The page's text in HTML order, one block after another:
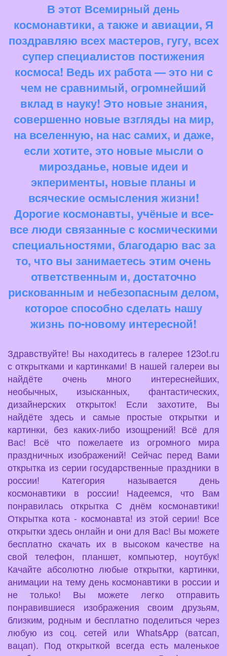
В этот Всемирный день
космонавтики, а также и авиации, Я
поздравляю всех мастеров, гугу, всех
супер специалистов постижения
космоса! Ведь их работа — это ни с
чем не сравнимый, огромнейший
вклад в науку! Это новые знания,
совершенно новые взгляды на мир,
на вселенную, на нас самих, и даже,
если хотите, это новые мысли о
мирозданье, новые идеи и
экперименты, новые планы и
всяческие осмысления жизни!
Дорогие космонавты, учёные и все-
все люди связанные с космическими
специальностями, благодарю вас за
то, что вы занимаетесь этим очень
ответственным и, достаточно
рискованным и небезопасным делом,
которое способно сделать нашу
жизнь по-новому интересной!
Здравствуйте! Вы находитесь в галерее 123ot.ru
с открытками и картинками! В нашей галереи вы
найдёте очень много интереснейших,
необычных, изысканных, фантастических,
дизайнерских открыток! Если захотите, Вы
найдёте здесь и самые простые открытки и
картинки, без каких-либо изощрений! Всё для
Вас! Всё что пожелаете из огромного мира
праздничных изображений! Сейчас перед Вами
открытка из серии государственные праздники в
россии! Категория называется день
космонавтики в россии! Надеемся, что Вам
понравилась открытка С днём космонавтики!
Открытка кота - космонавта! из этой серии! Все
открытки здесь онлайн и они для Вас! Вы можете
бесплатно скачать их в высоком качестве на
свой телефон, планшет, компьютер, ноутбук!
Качайте абсолютно любые открытки, картинки,
анимации на тему день космонавтики в россии и
не только! Вы можете легко отправить
понравившиеся изображения своим друзьям,
близким, родным и бесплатно поделиться через
любую из соц. сетей или WhatsApp (ватсап,
вацап). Под открыткой всегда есть маленькое